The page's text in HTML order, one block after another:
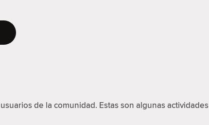
de la comunidad. Estas son algunas actividades